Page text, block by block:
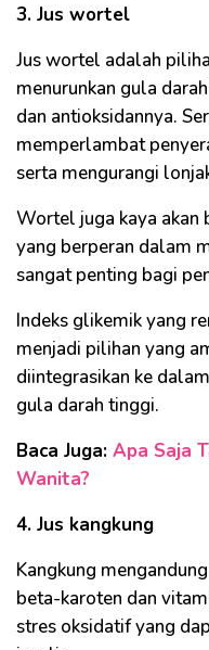
3. Jus wortel
Jus wortel adalah
menurunkan gula
dan antioksidannya.
memperlambat
serta mengurangi
Wortel juga kaya akan
yang berperan dalam
sangat penting bagi
Indeks glikemik yang
menjadi pilihan yang
diintegrasikan ke
gula darah tinggi.
Baca Juga: Apa Saja
Wanita?
4. Jus kangkung
Kangkung
beta-karoten dan
stres oksidatif yang